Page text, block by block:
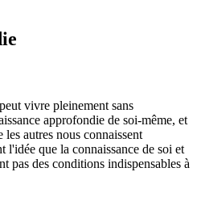
vivre pleinement sans
approfondie de soi-même, et
autres nous connaissent
l'idée que la connaissance de soi et
pas des conditions indispensables à